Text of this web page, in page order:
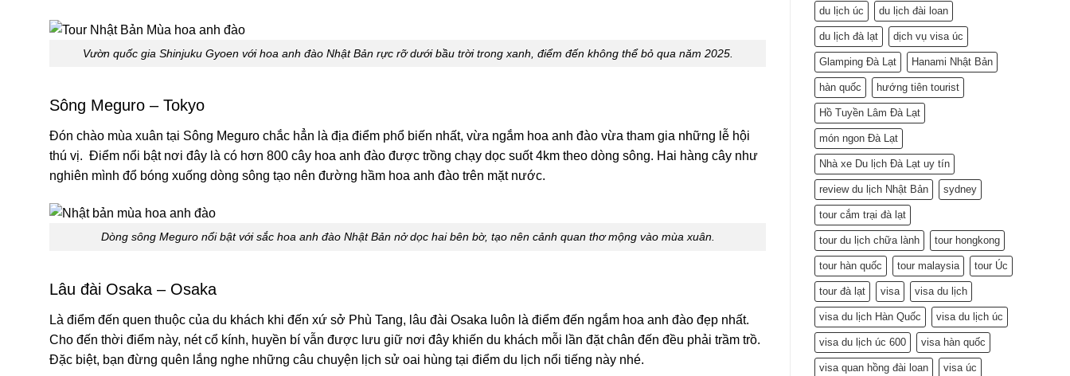
Vườn quốc gia Shinjuku Gyoen với hoa anh đào Nhật Bản rực rỡ dưới bầu trời trong xanh, điểm đến không thể bỏ qua năm 2025.
Sông Meguro – Tokyo
Đón chào mùa xuân tại Sông Meguro chắc hẳn là địa điểm phổ biến nhất, vừa ngắm hoa anh đào vừa tham gia những lễ hội
thú vị. Điểm nổi bật nơi đây là có hơn 800 cây hoa anh đào được trồng chạy dọc suốt 4km theo dòng sông. Hai hàng cây như
nghiên mình đổ bóng xuống dòng sông tạo nên đường hầm hoa anh đào trên mặt nước.
Dòng sông Meguro nổi bật với sắc hoa anh đào Nhật Bản nở dọc hai bên bờ, tạo nên cảnh quan thơ mộng vào mùa xuân.
Lâu đài Osaka – Osaka
Là điểm đến quen thuộc của du khách khi đến xứ sở Phù Tang, lâu đài Osaka luôn là điểm đến ngắm hoa anh đào đẹp nhất.
Cho đến thời điểm này, nét cổ kính, huyền bí vẫn được lưu giữ nơi đây khiến du khách mỗi lần đặt chân đến đều phải trầm trồ.
Đặc biệt, bạn đừng quên lắng nghe những câu chuyện lịch sử oai hùng tại điểm du lịch nổi tiếng này nhé.
du lịch úc du lịch đài loan
du lịch đà lạt dịch vụ visa úc
Glamping Đà Lạt Hanami Nhật Bản
hàn quốc hướng tiên tourist
Hồ Tuyền Lâm Đà Lạt
món ngon Đà Lạt
Nhà xe Du lịch Đà Lạt uy tín
review du lịch Nhật Bản sydney
tour cắm trại đà lạt
tour du lịch chữa lành tour hongkong
tour hàn quốc tour malaysia tour Úc
tour đà lạt visa visa du lịch
visa du lịch Hàn Quốc visa du lịch úc
visa du lịch úc 600 visa hàn quốc
visa quan hồng đài loan visa úc